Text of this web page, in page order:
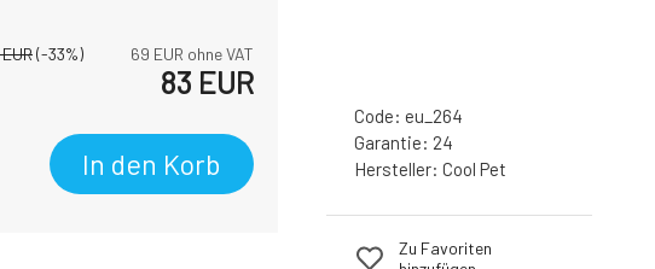
EUR(-33%) 69 EUR ohne VAT
83 EUR
In den Korb
Code: eu_264
Garantie: 24
Hersteller: Cool Pet
Zu Favoriten